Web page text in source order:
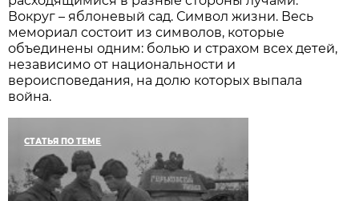
Вокруг – яблоневый сад. Символ жизни. Весь
мемориал состоит из символов, которые
объединены одним: болью и страхом всех детей,
независимо от национальности и
вероисповедания, на долю которых выпала
война.
СТАТЬЯ ПО ТЕМЕ